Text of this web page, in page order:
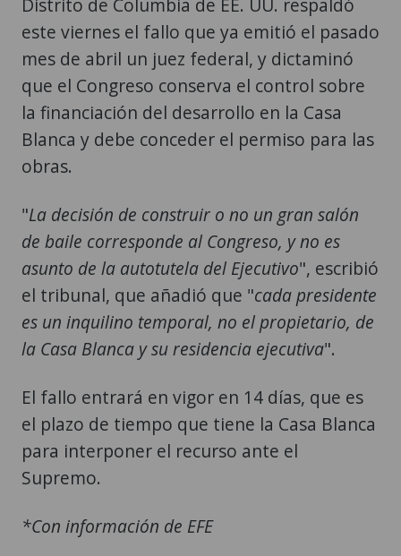
este viernes el fallo que ya emitió el pasado
mes de abril un juez federal, y dictaminó
que el Congreso conserva el control sobre
la financiación del desarrollo en la Casa
Blanca y debe conceder el permiso para las
obras.
"La decisión de construir o no un gran salón
de baile corresponde al Congreso, y no es
asunto de la autotutela del Ejecutivo", escribió
el tribunal, que añadió que "cada presidente
es un inquilino temporal, no el propietario, de
la Casa Blanca y su residencia ejecutiva".
El fallo entrará en vigor en 14 días, que es
el plazo de tiempo que tiene la Casa Blanca
para interponer el recurso ante el
Supremo.
*Con información de EFE